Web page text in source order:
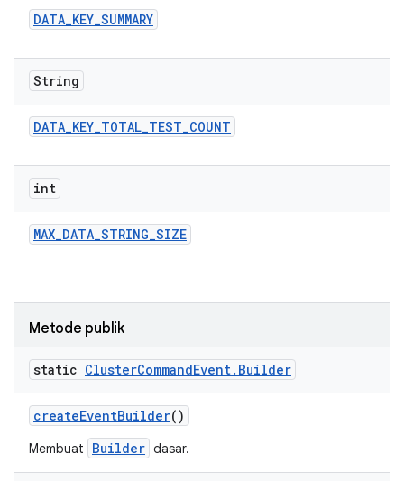
DATA_KEY_SUMMARY
String
DATA_KEY_TOTAL_TEST_COUNT
int
MAX_DATA_STRING_SIZE
Metode publik
static ClusterCommandEvent. Builder
createEventBuilder()
Membuat Builder dasar.